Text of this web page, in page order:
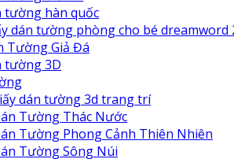
tường hàn quốc
dán tường phòng cho bé dreamword
Tường Giả Đá
tường 3D
dán tường 3d trang trí
Tường Thác Nước
Tường Phong Cảnh Thiên Nhiên
Tường Sông Núi